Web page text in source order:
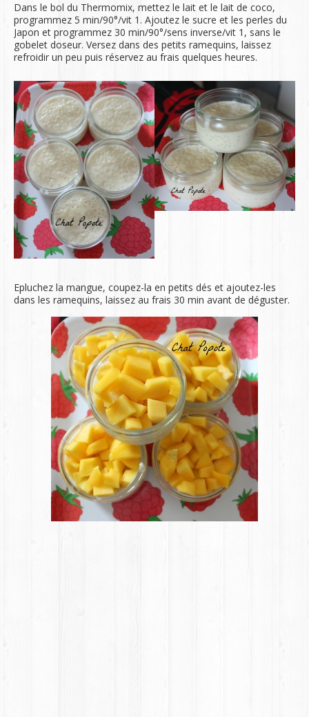
Dans le bol du Thermomix, mettez le lait et le lait de coco,
programmez 5 min/90°/vit 1. Ajoutez le sucre et les perles du
Japon et programmez 30 min/90°/sens inverse/vit 1, sans le
gobelet doseur. Versez dans des petits ramequins, laissez
refroidir un peu puis réservez au frais quelques heures.
Epluchez la mangue, coupez-la en petits dés et ajoutez-les
dans les ramequins, laissez au frais 30 min avant de déguster.